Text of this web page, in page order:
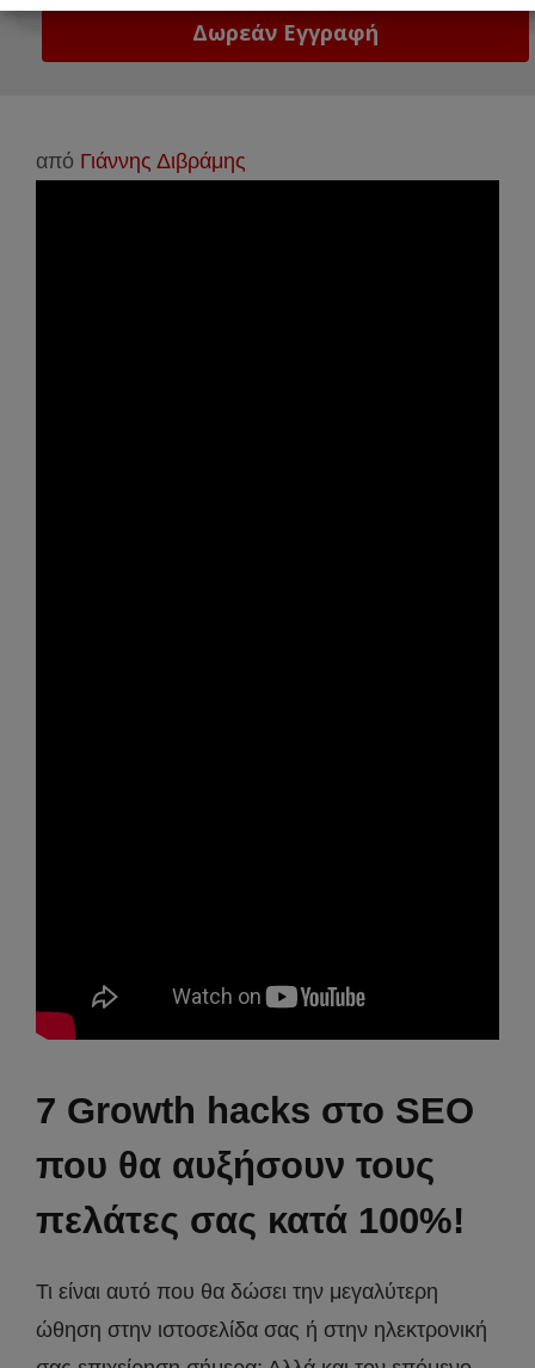
από Γιάννης Διβράμης
7 Growth hacks στο SEO
που θα αυξήσουν τους
πελάτες σας κατά 100%!
Τι είναι αυτό που θα δώσει την μεγαλύτερη
ώθηση στην ιστοσελίδα σας ή στην ηλεκτρονική